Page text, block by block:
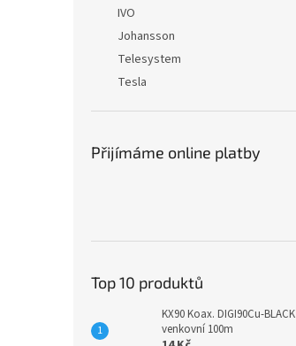
IVO
Johansson
Telesystem
Tesla
Přijímáme online platby
Top 10 produktů
KX90 Koax. DIGI90Cu-BLACK
venkovní 100m